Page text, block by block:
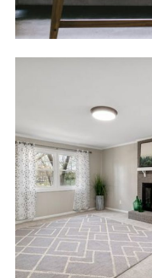
לדעת על
שלכם
נכון את רהיטי הבית או
שילמד אתכם כיצד לשמור על
שלכם ולשמור